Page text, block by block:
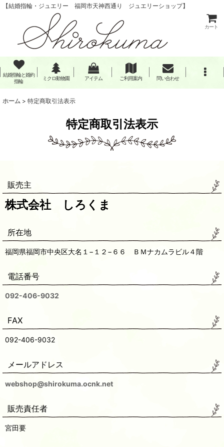
【結婚指輪・ジュエリー 福岡市天神西通り ジュエリーショップ】
カート
結婚指輪と婚約
指輪
ミクロ動物園 アイテム ご利用案内 問い合わせ
ホーム > 特定商取引法表示
特定商取引法表示
販売主
株式会社 しろくま
所在地
福岡県福岡市中央区大名１−１２−６６ ＢＭナカムラビル４階
電話番号
092-406-9032
FAX
092-406-9032
メールアドレス
webshop@shirokuma.ocnk.net
販売責任者
宮田要